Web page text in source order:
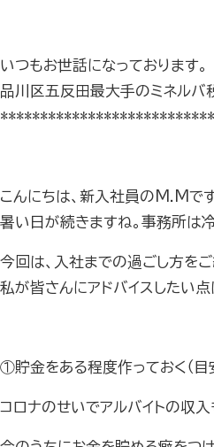
いつもお世話になっております。
品川区五反田最大手のミネルバ
こんにちは、新入社員のM.Mで
暑い日が続きますね。事務所は
今回は、入社までの過ごし方を
私が皆さんにアドバイスしたい
①貯金をある程度作っておく（
コロナのせいでアルバイトの収